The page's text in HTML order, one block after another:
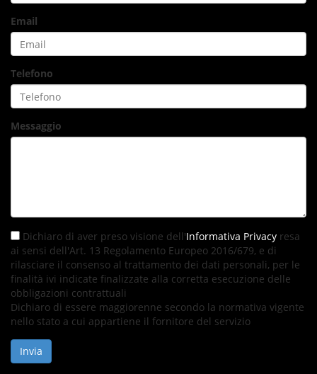
Email
Telefono
Messaggio
Dichiaro di aver preso visione dell'Informativa Privacy resa
ai sensi dell'Art. 13 Regolamento Europeo 2016/679, e di
rilasciare il consenso al trattamento dei dati personali, per le
finalità ivi indicate finalizzate alla corretta esecuzione delle
obbligazioni contrattuali
Dichiaro di essere maggiorenne secondo la normativa vigente
nello stato a cui appartiene il fornitore del servizio
Invia